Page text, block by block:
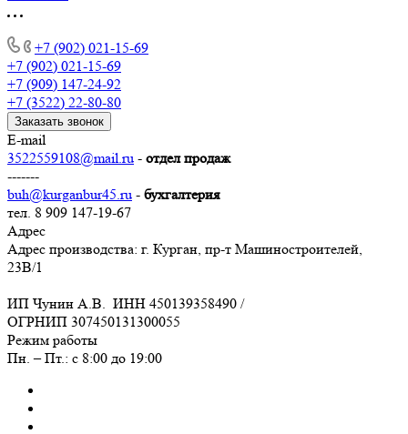
+7 (902) 021-15-69
+7 (902) 021-15-69
+7 (909) 147-24-92
+7 (3522) 22-80-80
Заказать звонок
E-mail
3522559108@mail.ru - отдел продаж
-------
buh@kurganbur45.ru - бухгалтерия
тел. 8 909 147-19-67
Адрес
Адрес производства: г. Курган, пр-т Машиностроителей,
23В/1
ИП Чунин А.В. ИНН 450139358490 /
ОГРНИП 307450131300055
Режим работы
Пн. – Пт.: с 8:00 до 19:00